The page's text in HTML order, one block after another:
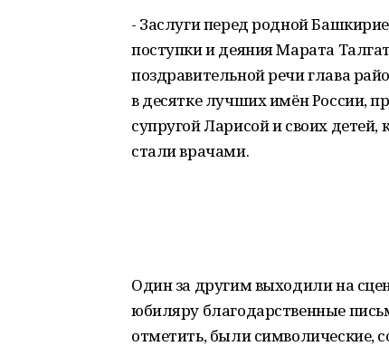
- Заслуги перед родной
поступки и деяния Марата
поздравительной речи глава
в десятке лучших имён России,
супругой Ларисой и своих
стали врачами.
Один за другим выходили на
юбиляру благодарственные
отметить, были символические,